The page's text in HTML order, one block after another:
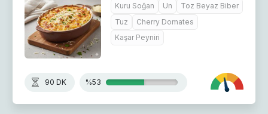
Kuru Soğan
Un
Toz Beyaz Biber
Tuz
Cherry Domates
Kaşar Peyniri
90 DK %53